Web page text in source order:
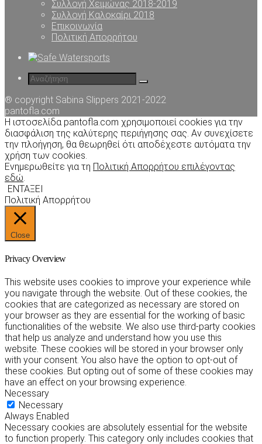
Συλλογή Χειμώνας 2018-2019
Συλλογή Καλοκαίρι 2018
Επικοινωνία
Πολιτική Απορρήτου
® copyright Sabina Slippers 2021-2022
pantofla.com
Η ιστοσελίδα pantofla.com χρησιμοποιεί cookies για την
διασφάλιση της καλύτερης περιήγησης σας. Αν συνεχίσετε
την πλοήγηση, θα θεωρηθεί ότι αποδέχεστε αυτόματα την
χρήση των cookies.
Ενημερωθείτε για τη Πολιτική Απορρήτου επιλέγοντας
εδώ
ΕΝΤΑΞΕΙ
Πολιτική Απορρήτου
Close
Privacy Overview
This website uses cookies to improve your experience while
you navigate through the website. Out of these cookies, the
cookies that are categorized as necessary are stored on
your browser as they are essential for the working of basic
functionalities of the website. We also use third-party cookies
that help us analyze and understand how you use this
website. These cookies will be stored in your browser only
with your consent. You also have the option to opt-out of
these cookies. But opting out of some of these cookies may
have an effect on your browsing experience.
Necessary
Necessary
Always Enabled
Necessary cookies are absolutely essential for the website
to function properly. This category only includes cookies that